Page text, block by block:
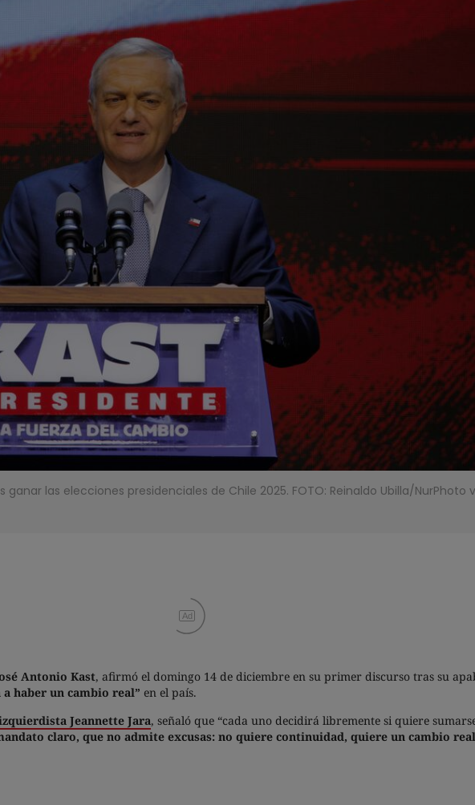
las elecciones presidenciales de Chile 2025. FOTO: Reinaldo Ubilla/NurPhoto
Ad
Antonio Kast, afirmó el domingo 14 de diciembre en su primer discurso tras su
a haber un cambio real” en el país.
Jeannette Jara, señaló que “cada uno decidirá libremente si quiere
claro, que no admite excusas: no quiere continuidad, quiere un cambio